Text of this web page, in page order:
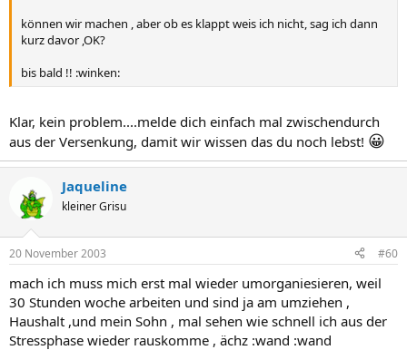
können wir machen , aber ob es klappt weis ich nicht, sag ich dann
kurz davor ,OK?
bis bald !! :winken:
Klar, kein problem....melde dich einfach mal zwischendurch
aus der Versenkung, damit wir wissen das du noch lebst! 😀
Jaqueline
kleiner Grisu
20 November 2003 #60
mach ich muss mich erst mal wieder umorganiesieren, weil
30 Stunden woche arbeiten und sind ja am umziehen ,
Haushalt ,und mein Sohn , mal sehen wie schnell ich aus der
Stressphase wieder rauskomme , ächz :wand :wand